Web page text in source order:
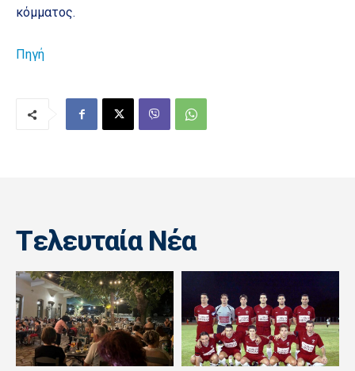
κόμματος.
Πηγή
Tελευταία Nέα